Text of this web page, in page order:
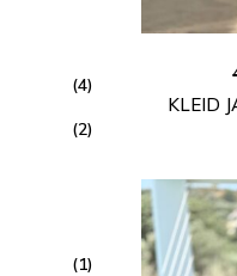
KLEID
(4)
(2)
(1)